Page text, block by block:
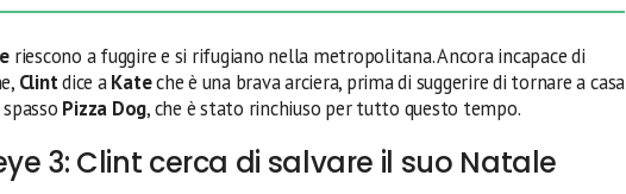
riescono a fuggire e si rifugiano nella metropolitana. Ancora incapace di
Clintdice aKateche è una brava arciera, prima di suggerire di tornare a casa
Pizza Dog, che è stato rinchiuso per tutto questo tempo.
3: Clint cerca di salvare il suo Natale